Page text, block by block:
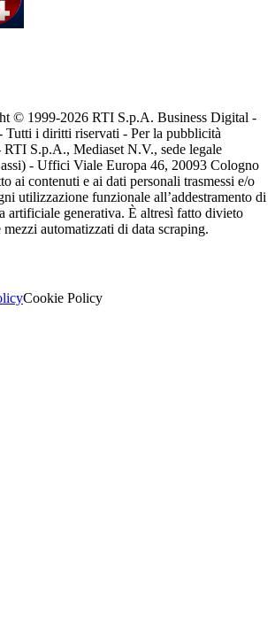
© 1999-2026 RTI S.p.A. Business Digital -
Tutti i diritti riservati - Per la pubblicità
S.p.A., Mediaset N.V., sede legale
- Uffici Viale Europa 46, 20093 Cologno
ai contenuti e ai dati personali trasmessi e/o
utilizzazione funzionale all’addestramento di
artificiale generativa. È altresì fatto divieto
automatizzati di data scraping.
Cookie Policy